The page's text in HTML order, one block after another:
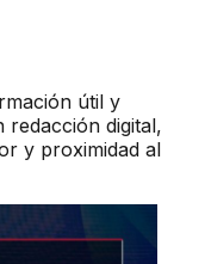
útil y
redacción digital,
y proximidad al